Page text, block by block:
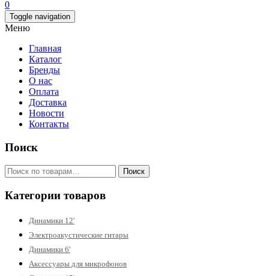
0
Toggle navigation
Меню
Главная
Каталог
Бренды
О нас
Оплата
Доставка
Новости
Контакты
Поиск
Искать: Поиск
Категории товаров
Динамики 12'
Электроакустические гитары
Динамики 6'
Аксессуары для микрофонов